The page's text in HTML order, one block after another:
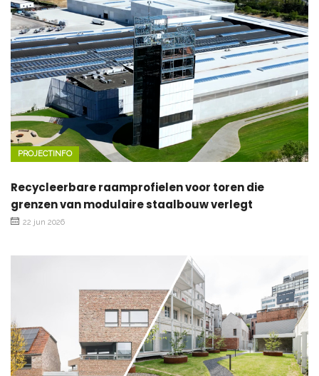
PROJECTINFO
Recycleerbare raamprofielen voor toren die
grenzen van modulaire staalbouw verlegt
22 jun 2026